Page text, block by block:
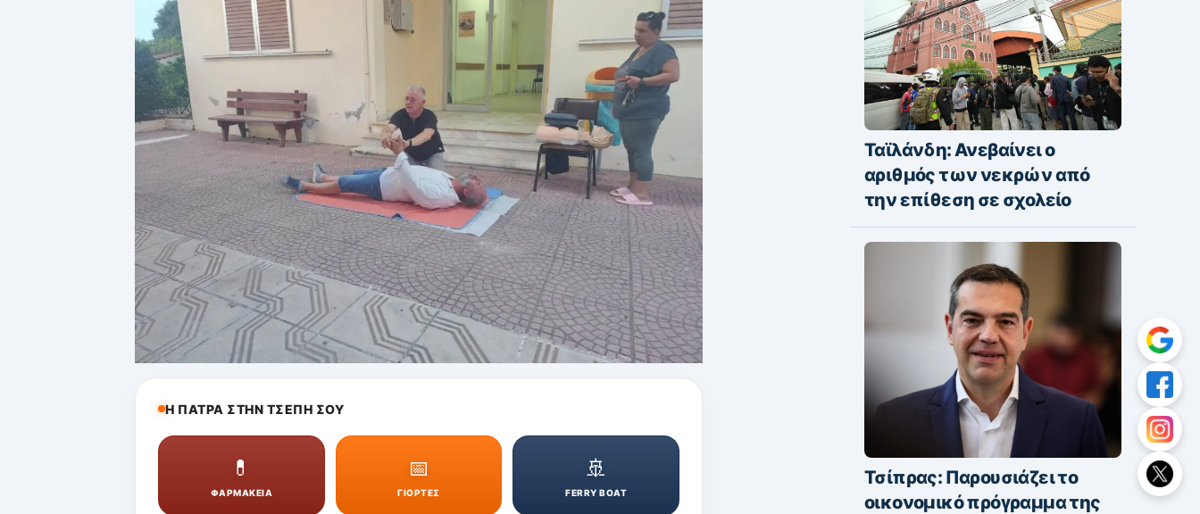
Η ΠΑΤΡΑ ΣΤΗΝ ΤΣΕΠΗ ΣΟΥ
💊
ΦΑΡΜΑΚΕΙΑ
📅
ΓΙΟΡΤΕΣ
🚢
FERRY BOAT
Ταϊλάνδη: Ανεβαίνει ο
αριθμός των νεκρών από
την επίθεση σε σχολείο
Τσίπρας: Παρουσιάζει το
οικονομικό πρόγραμμα της